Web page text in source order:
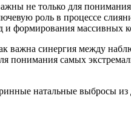
не только для
роль в процессе
и формирования массивных
важна синергия между
понимания самых
натальные выбросы